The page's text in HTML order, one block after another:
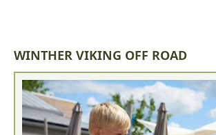
WINTHER VIKING OFF ROAD